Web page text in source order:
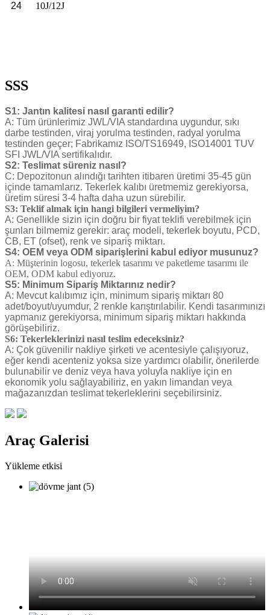
24 10J/12J
SSS
S1: Jantın kalitesi nasıl garanti edilir?
A: Tüm ürünlerimiz JWL/VIA standardına uygundur, sıkı
darbe testinden, viraj yorulma testinden, radyal yorulma
testinden geçer; Fabrikamız ISO/TS16949, ISO14001 TUV
SFI JWL/VIA sertifikalıdır.
S2: Teslimat süreniz nasıl?
C: Depozitonun alındığı tarihten itibaren üretimi 35-45 gün
içinde tamamlarız. Tekerlek kalıbı üretmemiz gerekiyorsa,
üretim süresi 3-4 hafta daha uzun sürebilir.
S3: Teklif almak için hangi bilgileri vermeliyim?
A: Genellikle sizin için doğru bir fiyat teklifi verebilmek için
şunları bilmemiz gerekir: araç modeli, tekerlek boyutu, PCD,
CB, ET (ofset), renk ve sipariş miktarı.
S4: OEM veya ODM siparişlerini kabul ediyor musunuz?
A: Müşterinin logosu, tekerlek tasarımı ve paketleme tasarımı ile
OEM, ODM kabul ediyoruz.
S5: Minimum Sipariş Miktarınız nedir?
A: Mevcut kalıbımız için, minimum sipariş miktarı 80
adet/boyut/uyumdur, 2 renkle karıştırılabilir. Kendi tasarımınızı
yapmanız gerekiyorsa, minimum sipariş miktarı hakkında
görüşebiliriz.
S6: Tekerleklerinizi nasıl teslim edeceksiniz?
A: Çok güvenilir nakliye şirketi ve acentesiyle çalışıyoruz,
eğer kendi acenteniz yoksa size yardımcı olabilir, önerilerde
bulunabilir ve deniz veya hava yoluyla nakliye için en
ekonomik yolu sağlayabiliriz, en yakın limandan veya
mağazanızdan teslimat tekerleklerini seçebilirsiniz.
Araç Galerisi
Yükleme etkisi